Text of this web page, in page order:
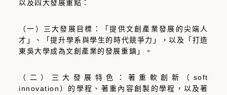
以及四大發展重點：
（一）三大發展目標：「提供文創產業發展的尖端人
才」、「提升學系與學生的時代競爭力」，以及「打造
東吳大學成為文創產業的發展重鎮」。
（二）三大發展特色：著重軟創新（soft
innovation）的學程、著重內容創製的學程，以及著